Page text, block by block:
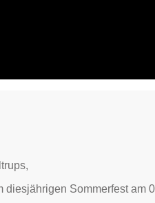
Sommerfest am